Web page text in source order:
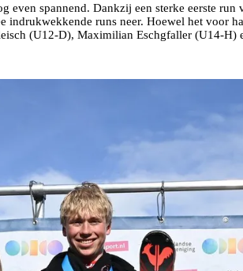
even spannend. Dankzij een sterke eerste
runs neer. Hoewel het voor
(U12-D), Maximilian Eschgfaller (U14-